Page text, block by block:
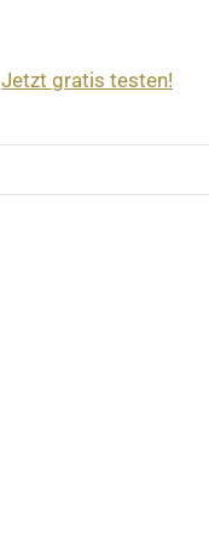
Jetzt gratis testen!